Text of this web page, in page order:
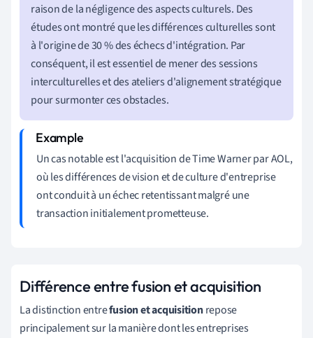
raison de la négligence des aspects culturels. Des
études ont montré que les différences culturelles sont
à l'origine de 30 % des échecs d'intégration. Par
conséquent, il est essentiel de mener des sessions
interculturelles et des ateliers d'alignement stratégique
pour surmonter ces obstacles.
Un cas notable est l'acquisition de Time Warner par AOL,
où les différences de vision et de culture d'entreprise
ont conduit à un échec retentissant malgré une
transaction initialement prometteuse.
Différence entre fusion et acquisition
La distinction entrefusion et acquisitionrepose
principalement sur la manière dont les entreprises